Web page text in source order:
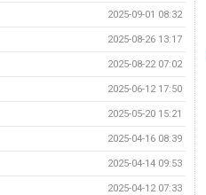
2025-09-01 08:32
2025-08-26 13:17
2025-08-22 07:02
2025-06-12 17:50
2025-05-20 15:21
2025-04-16 08:39
2025-04-14 09:53
2025-04-12 07:33